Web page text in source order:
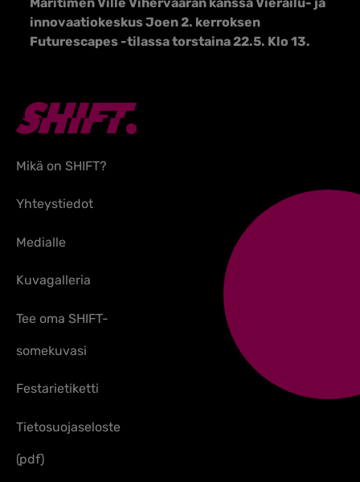
innovaatiokeskus Joen 2. kerroksen
Futurescapes -tilassa torstaina 22.5. Klo 13.
Mikä on SHIFT?
Yhteystiedot
Medialle
Kuvagalleria
Tee oma SHIFT-
somekuvasi
Festarietiketti
Tietosuojaseloste
(pdf)